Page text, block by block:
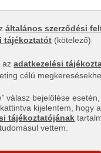
általános szerződési
tájékoztatót (kötelező)
azadatkezelési
célú
válasz bejelölése
kijelentem, hogy
tájékoztatójának
vettem.